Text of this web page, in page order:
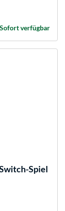
Sofort verfügbar
Spiel